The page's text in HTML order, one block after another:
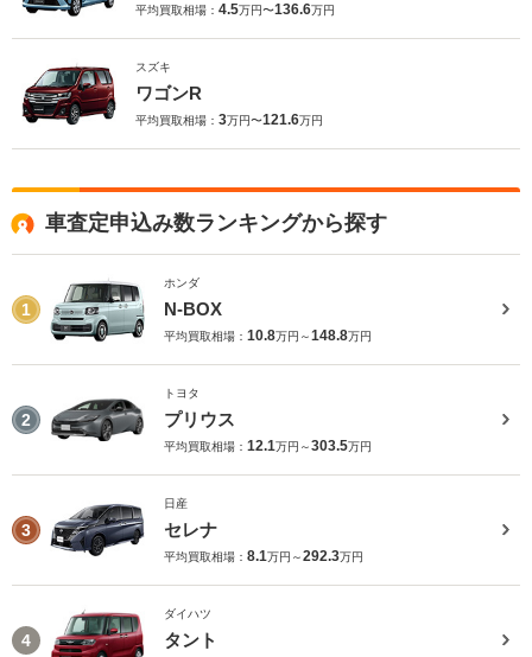
平均買取相場： 4.5万円〜136.6万円
スズキ
ワゴンR
平均買取相場： 3万円〜121.6万円
車査定申込み数ランキングから探す
1
ホンダ
N-BOX
平均買取相場： 10.8万円～148.8万円
2
トヨタ
プリウス
平均買取相場： 12.1万円～303.5万円
3
日産
セレナ
平均買取相場： 8.1万円～292.3万円
4
ダイハツ
タント